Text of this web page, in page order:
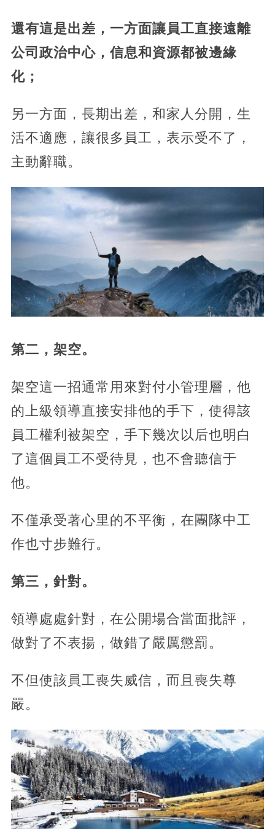
還有這是出差，一方面讓員工直接遠離
公司政治中心，信息和資源都被邊緣
化；
另一方面，長期出差，和家人分開，生
活不適應，讓很多員工，表示受不了，
主動辭職。
第二，架空。
架空這一招通常用來對付小管理層，他
的上級領導直接安排他的手下，使得該
員工權利被架空，手下幾次以后也明白
了這個員工不受待見，也不會聽信于
他。
不僅承受著心里的不平衡，在團隊中工
作也寸步難行。
第三，針對。
領導處處針對，在公開場合當面批評，
做對了不表揚，做錯了嚴厲懲罰。
不但使該員工喪失威信，而且喪失尊
嚴。